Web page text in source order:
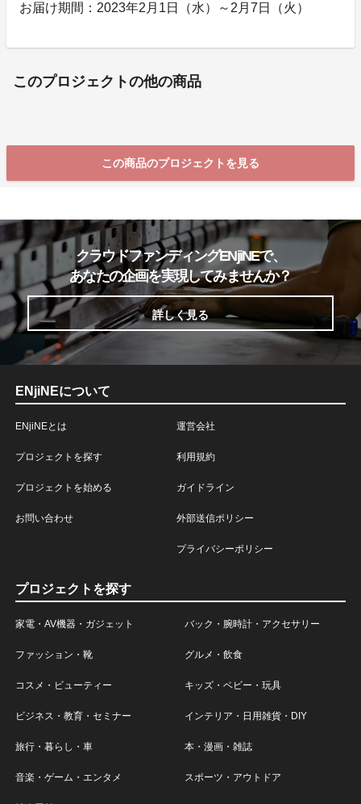
お届け期間：2023年2月1日（水）～2月7日（火）
このプロジェクトの他の商品
この商品のプロジェクトを見る
クラウドファンディングENjiNEで、
あなたの企画を実現してみませんか？
詳しく見る
ENjiNEについて
ENjiNEとは
プロジェクトを探す
プロジェクトを始める
お問い合わせ
運営会社
利用規約
ガイドライン
外部送信ポリシー
プライバシーポリシー
プロジェクトを探す
家電・AV機器・ガジェット バック・腕時計・アクセサリー
ファッション・靴 グルメ・飲食
コスメ・ビューティー キッズ・ベビー・玩具
ビジネス・教育・セミナー インテリア・日用雑貨・DIY
旅行・暮らし・車 本・漫画・雑誌
音楽・ゲーム・エンタメ スポーツ・アウトドア